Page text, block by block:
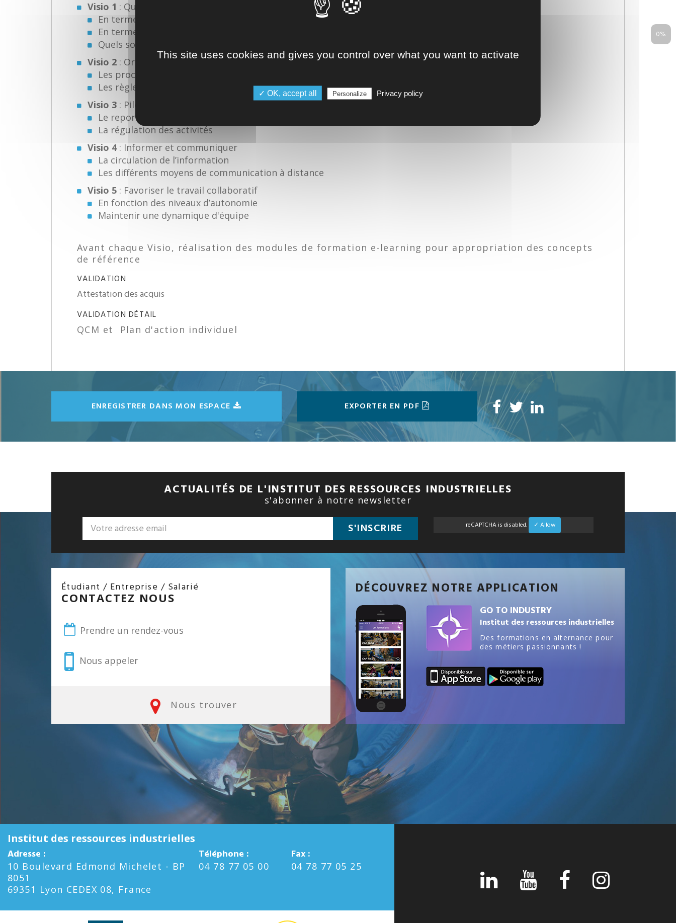
Visio 1 : Qu’est ce qui change pour moi et pour les collaborateurs ?
En terme d’activité
En terme de pratiques managériales
Quels sont les besoins des collaborateurs
Visio 2 : Organiser son management à distance
Les processus organisationnels
Les règles de fonctionnement partagées
Visio 3 : Piloter la performance
Le reporting
La régulation des activités
Visio 4: Informer et communiquer
La circulation de l’information
Les différents moyens de communication à distance
Visio 5 : Favoriser le travail collaboratif
En fonction des niveaux d’autonomie
Maintenir une dynamique d'équipe
Avant chaque Visio, réalisation des modules de formation e-learning pour appropriation des concepts
de référence
VALIDATION
Attestation des acquis
VALIDATION DÉTAIL
QCM et Plan d'action individuel
ENREGISTRER DANS MON ESPACE EXPORTER EN PDF
ACTUALITÉS DE L'INSTITUT DES RESSOURCES INDUSTRIELLES
s'abonner à notre newsletter
S'INSCRIRE reCAPTCHA is disabled. ✓ Allow
Étudiant / Entreprise / Salarié
CONTACTEZ NOUS
Prendre un rendez-vous
Nous appeler
Nous trouver
DÉCOUVREZ NOTRE APPLICATION
GO TO INDUSTRY
Institut des ressources industrielles
Des formations en alternance pour
des métiers passionnants !
Institut des ressources industrielles
Adresse :
10 Boulevard Edmond Michelet - BP
8051
69351 Lyon CEDEX 08, France
Téléphone :
04 78 77 05 00
Fax :
04 78 77 05 25
0%
This site uses cookies and gives you control over what you want to activate
✓ OK, accept all Personalize Privacy policy